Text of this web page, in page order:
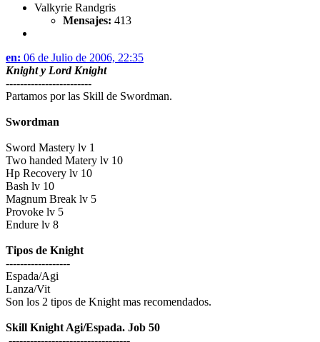
Valkyrie Randgris
Mensajes: 413
en: 06 de Julio de 2006, 22:35
Knight y Lord Knight
------------------------
Partamos por las Skill de Swordman.
Swordman
Sword Mastery lv 1
Two handed Matery lv 10
Hp Recovery lv 10
Bash lv 10
Magnum Break lv 5
Provoke lv 5
Endure lv 8
Tipos de Knight
------------------
Espada/Agi
Lanza/Vit
Son los 2 tipos de Knight mas recomendados.
Skill Knight Agi/Espada. Job 50